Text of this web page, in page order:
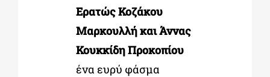
Ερατώς Κοζάκου
Μαρκουλλή και Άννας
Κουκκίδη Προκοπίου
ένα ευρύ φάσμα